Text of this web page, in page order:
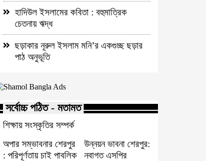
হাদিউল ইসলামের কবিতা : বহুমাত্রিক
চেতনায় ঋদ্ধ
ছড়াকার নূরুল ইসলাম মনি’র একগুচ্ছ ছড়ার
পাঠ অনুভূতি
সর্বোচ্চ পঠিত - মতামত
শিক্ষায় সংস্কৃতির সম্পর্ক
অপার সম্ভাবনার শেরপুর
: পরিপূর্ণতায় চাই পাবলিক
উন্নয়ন ভাবনা শেরপুর:
নবাগত এসপির